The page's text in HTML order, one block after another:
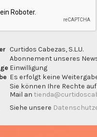
Curtidos Cabezas, S.L.U.
Abonnement unseres
Einwilligung
Es erfolgt keine
Sie können Ihre Rechte
Mail an
Siehe unsere